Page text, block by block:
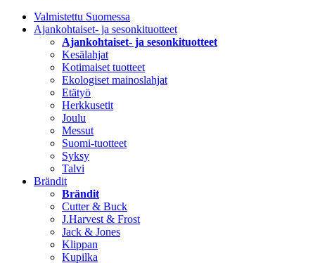
Valmistettu Suomessa
Ajankohtaiset- ja sesonkituotteet
Ajankohtaiset- ja sesonkituotteet
Kesälahjat
Kotimaiset tuotteet
Ekologiset mainoslahjat
Etätyö
Herkkusetit
Joulu
Messut
Suomi-tuotteet
Syksy
Talvi
Brändit
Brändit
Cutter & Buck
J.Harvest & Frost
Jack & Jones
Klippan
Kupilka